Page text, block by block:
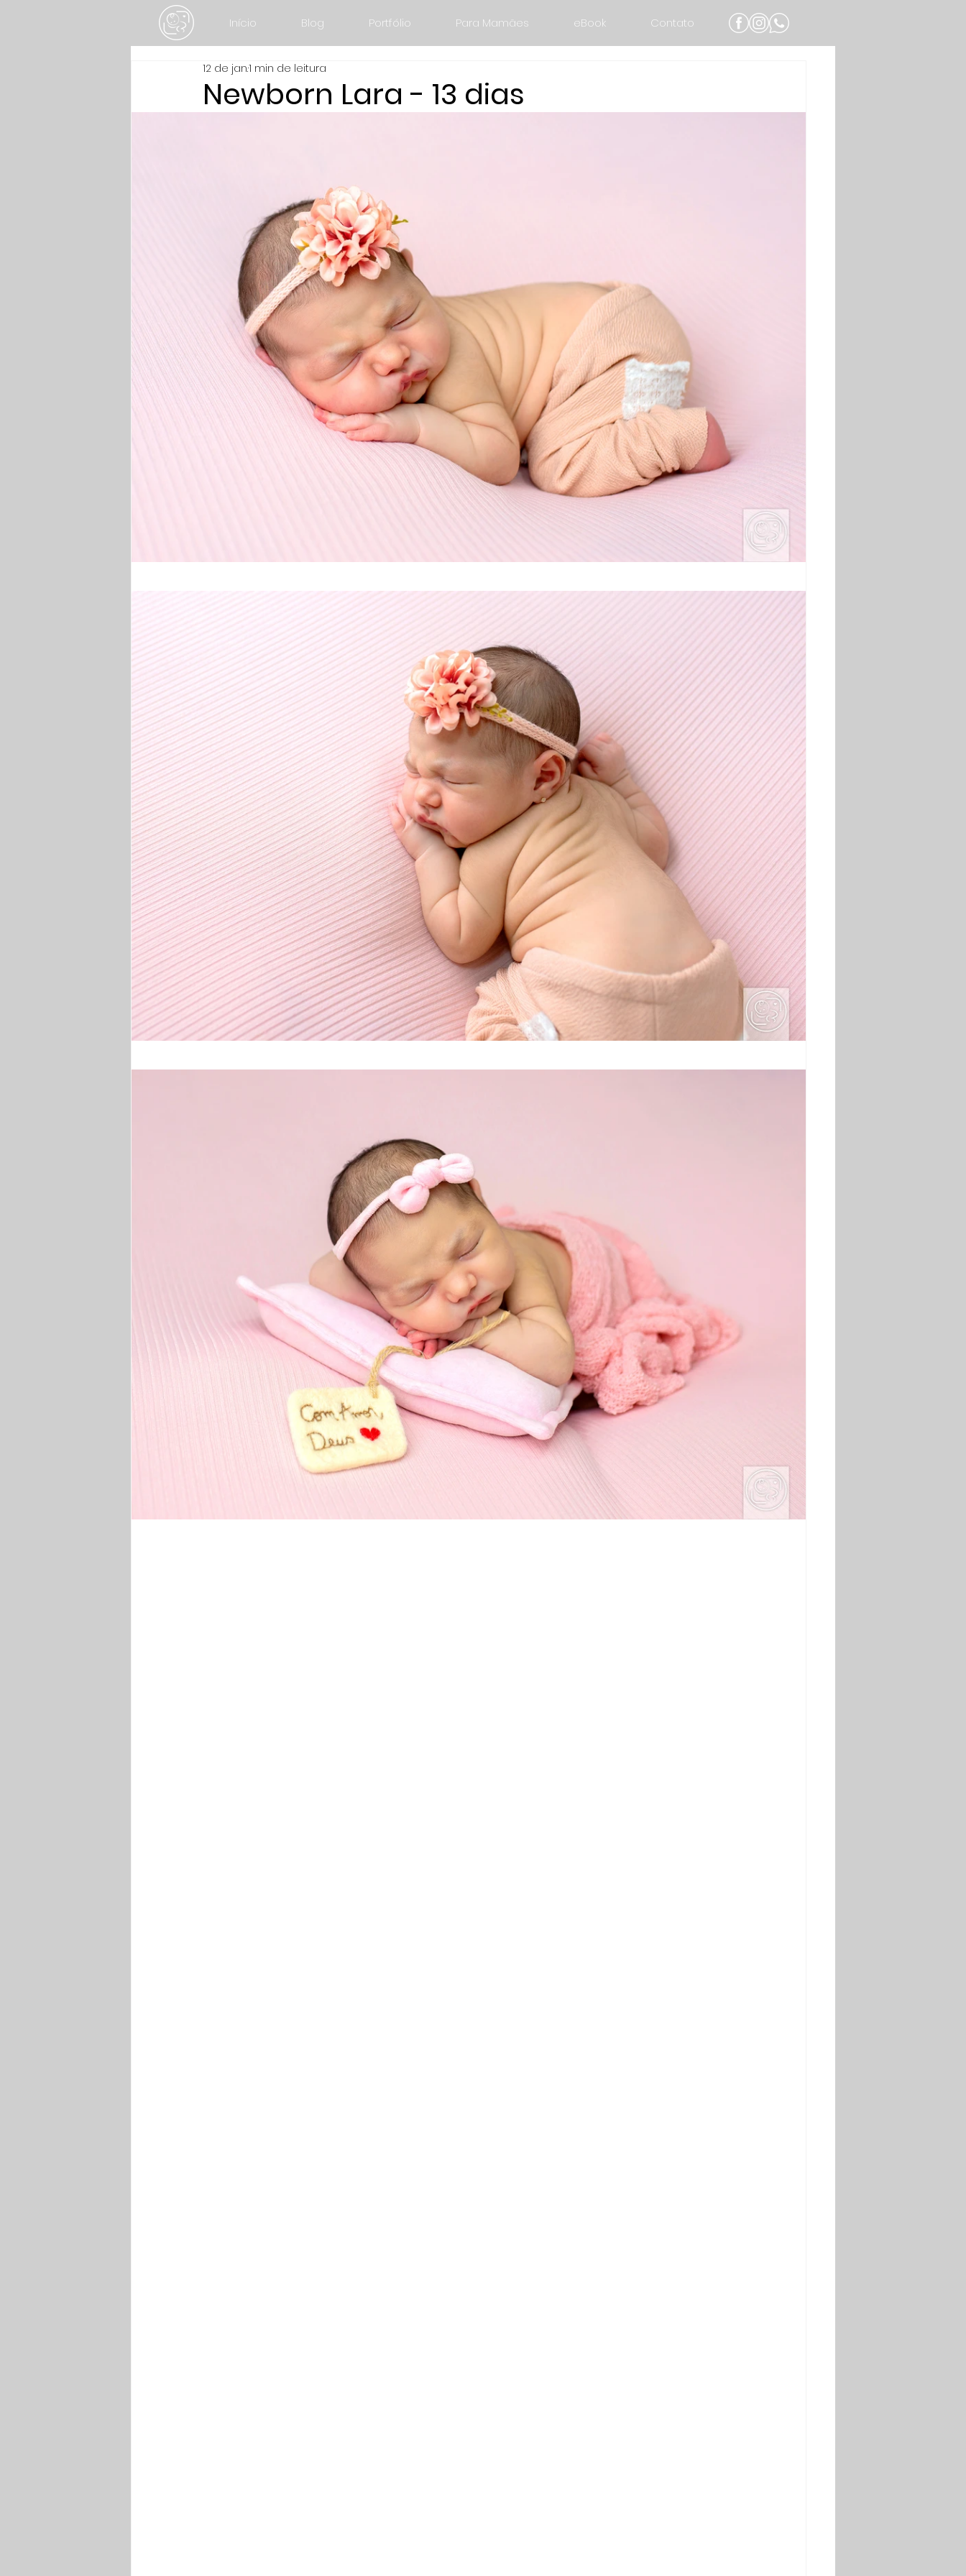
Início Blog Portfólio Para Mamães eBook Contato
Tags: mundo novo fotografia, mundo novo, mundo novo newborn, mundo novo caxias do
mundo novo serra gaúcha, newborn, newborn caxias, newborn caxias do sul, new born, new
born caxias do sul, newborn são marcos, newborn farroupilha, newborn bento gonçalves,
newborn nova petrópolis, newborn gramado, newborn farroupilha, newborn flores da cunha,
newborn vacaria, newborn antonio prado, newborn garibaldi, newborn serra gaúcha, serra
gaúcha, fotografia recém-nascido, recém-nascido caxias do sul, fotografia caxias do sul,
fotógrafo caxias do sul, estúdio caxias do sul, studio caxias, gestante caxias do sul,
foto de gestante caxias, grávida caxias do sul, gestantes serra gaúcha, bebês caxias do
sul, ensaio recem nascido, bebes caxias do sul, workshop newborn, workshop mundo do
newborn, mundo do newborn, fotografia infantil caxias do sul, fotografo serra gaucha,
estudio fotografico caxias do sul, abfrn, associado abfrn. associação brasileira de
recém-nascidos, newborn arco iris, bebe arco iris, newborn responsável eu faço,
fotografia recém-nascido serra gaúcha, gustavo scain zardo, cláudia magrin, revista
requinte kids e teen, revista requinte, revista afrodite, revista fhox, maternidade
caxias do sul, berçário caxias do sul, ala materno infatil unimed caxias do sul,
berçário unimed caxias, berçário pompéia, smash cake caxias, ensaio smash cake, ensaio
cake smash, smash fruit, ensaio smash fruit, ensaio gestante caxias, chateau lacave
caxias, foto de acompanhamento, ideia de fotografia mensal, ensaio de família, foto em
família, aniversário infantil caxias do sul, foto de aniversário.
Newborn Lara - 13 dias
12 de jan.1 min de leitura